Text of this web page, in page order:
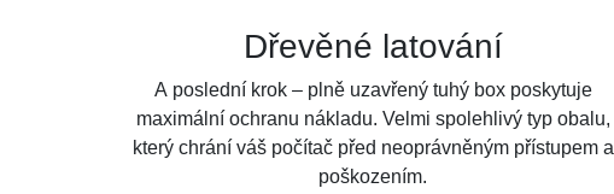
Dřevěné latování​
A poslední krok – plně uzavřený tuhý box poskytuje
maximální ochranu nákladu. Velmi spolehlivý typ obalu,
který chrání váš počítač před neoprávněným přístupem a
poškozením.​